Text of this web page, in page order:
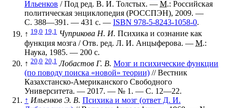
Ильенков / Под ред. В. И. Толстых. — М.: Российская
политическая энциклопедия (РОССПЭН), 2009. —
С. 388—391. — 431 с. — ISBN 978-5-8243-1058-0.
↑ 19,0 19,1 Чуприкова Н. И. Психика и сознание как
функция мозга / Отв. ред. Л. И. Анцыферова. — М.:
Наука, 1985. — 200 с.
↑ 20,0 20,1 Лобастов Г. В. Мозг и психические функции
(по поводу поиска «новой» теории) // Вестник
Казахстанско-Американского Свободного
Университета. — 2017. — № 1 . — С. 12—22.
↑ Ильенков Э. В. Психика и мозг (ответ Д. И.